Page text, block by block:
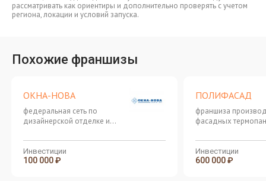
рассматривать как ориентиры и дополнительно проверять с учетом
региона, локации и условий запуска.
Похожие франшизы
ОКНА-НОВА
федеральная сеть по
дизайнерской отделке и
Инвестиции
100 000 ₽
ПОЛИФАСАД
франшиза
фасадных
Инвестиции
600 000 ₽